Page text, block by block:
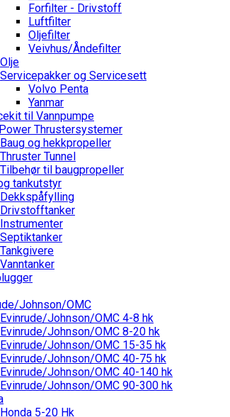
Forfilter - Drivstoff
Luftfilter
Oljefilter
Veivhus/Åndefilter
Olje
Servicepakker og Servicesett
Volvo Penta
Yanmar
til Vannpumpe
Thrustersystemer
Baug og hekkpropeller
Thruster Tunnel
Tilbehør til baugpropeller
tankutstyr
Dekkspåfylling
Drivstofftanker
Instrumenter
Septiktanker
Tankgivere
Vanntanker
Johnson/OMC
Evinrude/Johnson/OMC 4-8 hk
Evinrude/Johnson/OMC 8-20 hk
Evinrude/Johnson/OMC 15-35 hk
Evinrude/Johnson/OMC 40-75 hk
Evinrude/Johnson/OMC 40-140 hk
Evinrude/Johnson/OMC 90-300 hk
Honda 5-20 Hk